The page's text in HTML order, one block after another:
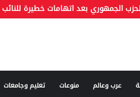
عرب وعالم منوعات تعليم وجامعات